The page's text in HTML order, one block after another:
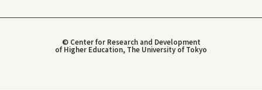
© Center for Research and Development
of Higher Education, The University of Tokyo